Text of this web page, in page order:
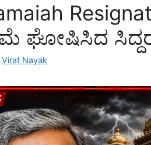
ಘೋಷಿಸಿದ
Virat Nayak